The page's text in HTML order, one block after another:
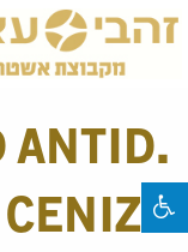
ANTID.